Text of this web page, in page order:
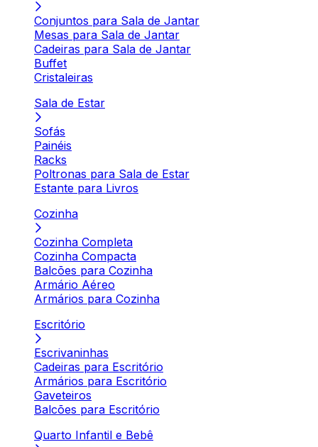
Conjuntos para Sala de Jantar
Mesas para Sala de Jantar
Cadeiras para Sala de Jantar
Buffet
Cristaleiras
Sala de Estar
Sofás
Painéis
Racks
Poltronas para Sala de Estar
Estante para Livros
Cozinha
Cozinha Completa
Cozinha Compacta
Balcões para Cozinha
Armário Aéreo
Armários para Cozinha
Escritório
Escrivaninhas
Cadeiras para Escritório
Armários para Escritório
Gaveteiros
Balcões para Escritório
Quarto Infantil e Bebê